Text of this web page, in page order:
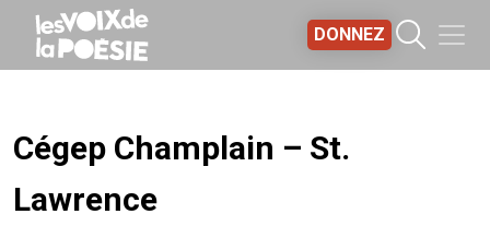
DONNEZ
Cégep Champlain – St.
Lawrence